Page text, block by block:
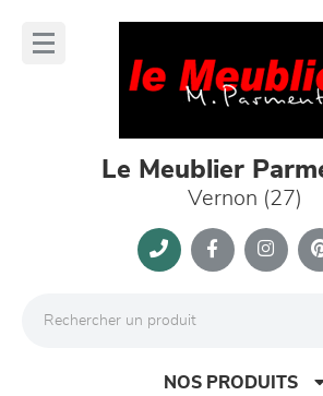
Le Meublier
Vernon (27)
NOS PRODUITS